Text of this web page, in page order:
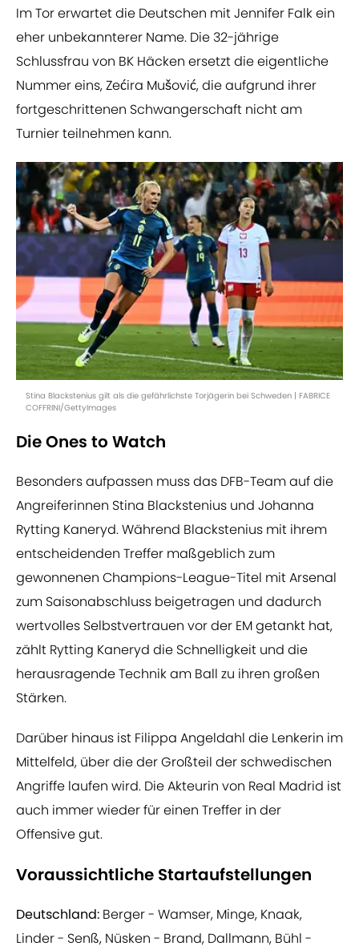
Im Tor erwartet die Deutschen mit Jennifer Falk ein
eher unbekannterer Name. Die 32-jährige
Schlussfrau von BK Häcken ersetzt die eigentliche
Nummer eins, Zećira Mušović, die aufgrund ihrer
fortgeschrittenen Schwangerschaft nicht am
Turnier teilnehmen kann.
Stina Blackstenius gilt als die gefährlichste Torjägerin bei Schweden | FABRICE
COFFRINI/GettyImages
Die Ones to Watch
Besonders aufpassen muss das DFB-Team auf die
Angreiferinnen Stina Blackstenius und Johanna
Rytting Kaneryd. Während Blackstenius mit ihrem
entscheidenden Treffer maßgeblich zum
gewonnenen Champions-League-Titel mit Arsenal
zum Saisonabschluss beigetragen und dadurch
wertvolles Selbstvertrauen vor der EM getankt hat,
zählt Rytting Kaneryd die Schnelligkeit und die
herausragende Technik am Ball zu ihren großen
Stärken.
Darüber hinaus ist Filippa Angeldahl die Lenkerin im
Mittelfeld, über die der Großteil der schwedischen
Angriffe laufen wird. Die Akteurin von Real Madrid ist
auch immer wieder für einen Treffer in der
Offensive gut.
Voraussichtliche Startaufstellungen
Deutschland: Berger - Wamser, Minge, Knaak,
Linder - Senß, Nüsken - Brand, Dallmann, Bühl -